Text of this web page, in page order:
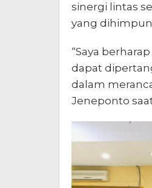
sinergi lintas
yang
“Saya
dapat
dalam
Jeneponto